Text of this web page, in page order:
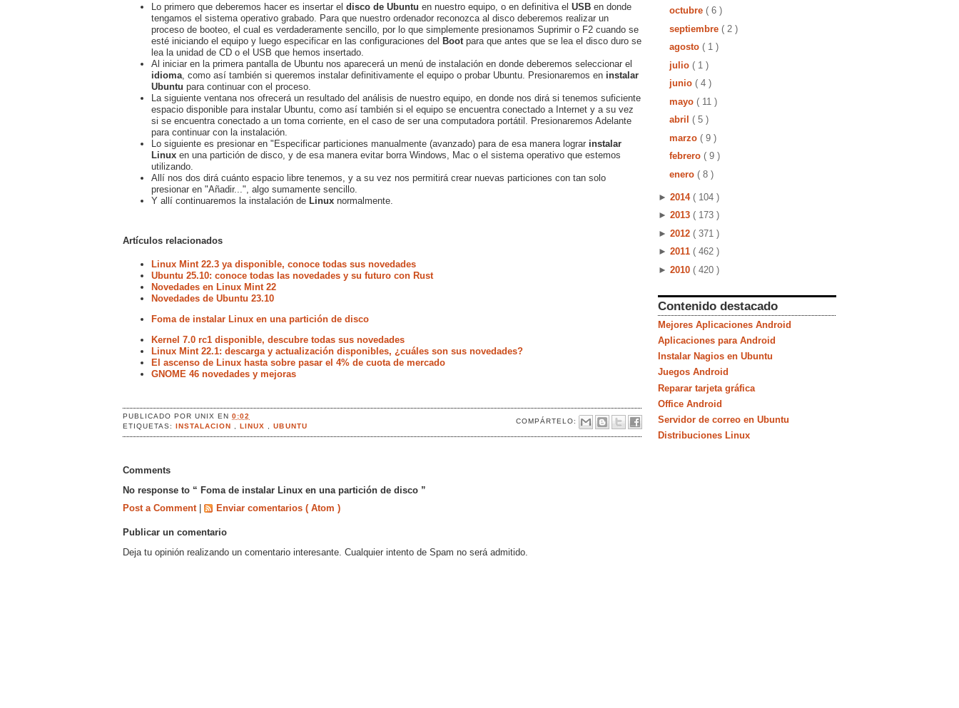
Lo primero que deberemos hacer es insertar el disco de Ubuntu en nuestro equipo, o en definitiva el USB en donde
tengamos el sistema operativo grabado. Para que nuestro ordenador reconozca al disco deberemos realizar un
proceso de booteo, el cual es verdaderamente sencillo, por lo que simplemente presionamos Suprimir o F2 cuando se
esté iniciando el equipo y luego especificar en las configuraciones del Boot para que antes que se lea el disco duro se
lea la unidad de CD o el USB que hemos insertado.
Al iniciar en la primera pantalla de Ubuntu nos aparecerá un menú de instalación en donde deberemos seleccionar el
idioma , como así también si queremos instalar definitivamente el equipo o probar Ubuntu. Presionaremos en instalar
Ubuntu para continuar con el proceso.
La siguiente ventana nos ofrecerá un resultado del análisis de nuestro equipo, en donde nos dirá si tenemos suficiente
espacio disponible para instalar Ubuntu, como así también si el equipo se encuentra conectado a Internet y a su vez
si se encuentra conectado a un toma corriente, en el caso de ser una computadora portátil. Presionaremos Adelante
para continuar con la instalación.
Lo siguiente es presionar en "Especificar particiones manualmente (avanzado) para de esa manera lograr instalar
Linux en una partición de disco, y de esa manera evitar borra Windows, Mac o el sistema operativo que estemos
utilizando.
Allí nos dos dirá cuánto espacio libre tenemos, y a su vez nos permitirá crear nuevas particiones con tan solo
presionar en "Añadir...", algo sumamente sencillo.
Y allí continuaremos la instalación de Linux normalmente.
Artículos relacionados
Linux Mint 22.3 ya disponible, conoce todas sus novedades
Ubuntu 25.10: conoce todas las novedades y su futuro con Rust
Novedades en Linux Mint 22
Novedades de Ubuntu 23.10
Foma de instalar Linux en una partición de disco
Kernel 7.0 rc1 disponible, descubre todas sus novedades
Linux Mint 22.1: descarga y actualización disponibles, ¿cuáles son sus novedades?
El ascenso de Linux hasta sobre pasar el 4% de cuota de mercado
GNOME 46 novedades y mejoras
PUBLICADO PORUNIXEN0:02
COMPÁRTELO:
ETIQUETAS:INSTALACION ,LINUX ,UBUNTU
Comments
No response to “ Foma de instalar Linux en una partición de disco ”
Post a Comment
Enviar comentarios ( Atom )
Publicar un comentario
Deja tu opinión realizando un comentario interesante. Cualquier intento de Spam no será admitido.
octubre ( 6 )
septiembre ( 2 )
agosto ( 1 )
julio ( 1 )
junio ( 4 )
mayo ( 11 )
abril ( 5 )
marzo ( 9 )
febrero ( 9 )
enero ( 8 )
► 2014 ( 104 )
► 2013 ( 173 )
► 2012 ( 371 )
► 2011 ( 462 )
► 2010 ( 420 )
Contenido destacado
Mejores Aplicaciones Android
Aplicaciones para Android
Instalar Nagios en Ubuntu
Juegos Android
Reparar tarjeta gráfica
Office Android
Servidor de correo en Ubuntu
Distribuciones Linux